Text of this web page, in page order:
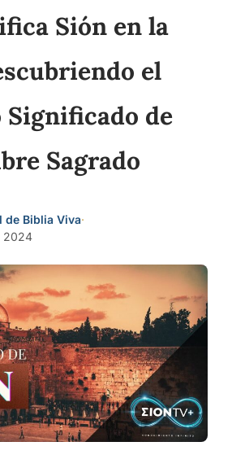
Sión en la
el
de
Sagrado
de Biblia Viva·
2024